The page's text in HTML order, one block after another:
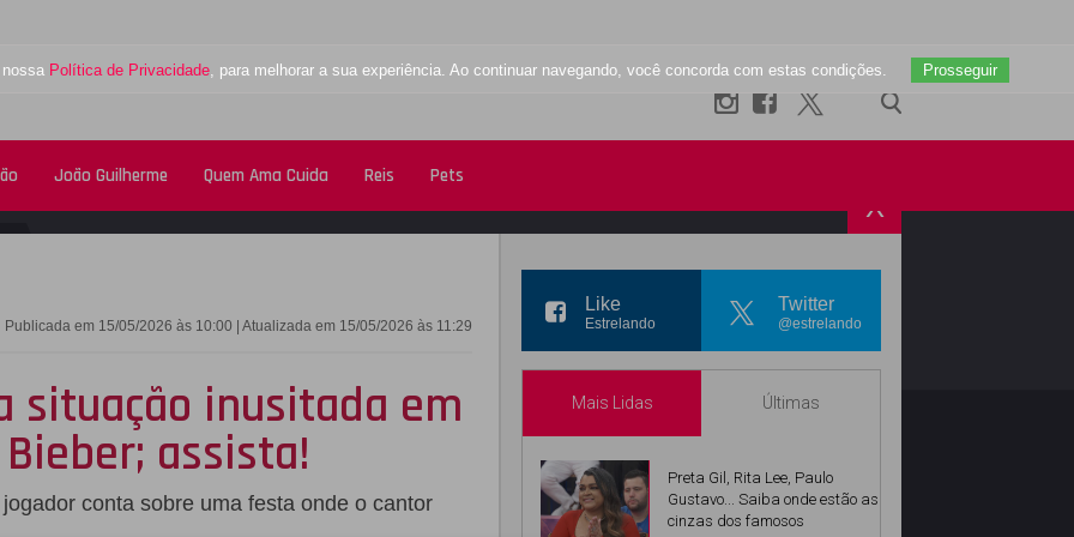
Política de Privacidade, para melhorar a sua experiência. Ao continuar navegando, você concorda com estas condições. Prosseguir
João Guilherme Quem Ama Cuida Reis Pets
X
Publicada em 15/05/2026 às 10:00 | Atualizada em 15/05/2026 às 11:29
situação inusitada em
assista!
conta sobre uma festa onde o cantor
Like
Estrelando
Twitter
@estrelando
Mais Lidas Últimas
Preta Gil, Rita Lee, Paulo
Gustavo... Saiba onde estão as
cinzas dos famosos
INSTAGRAM